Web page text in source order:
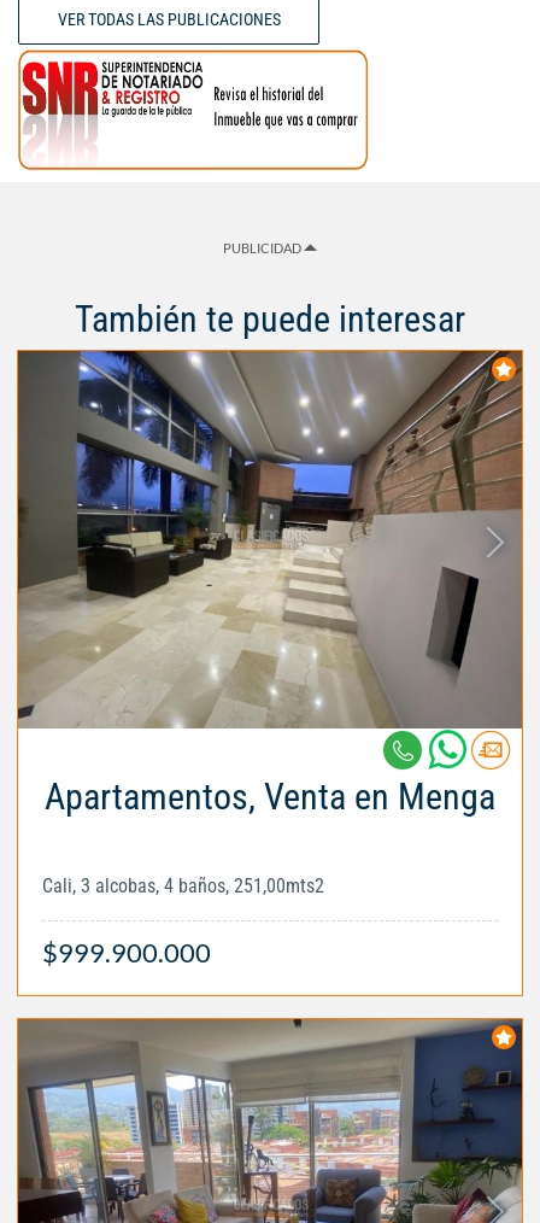
VER TODAS LAS PUBLICACIONES
PUBLICIDAD
También te puede interesar
Apartamentos, Venta en Menga
Cali, 3 alcobas, 4 baños, 251,00mts2
$999.900.000